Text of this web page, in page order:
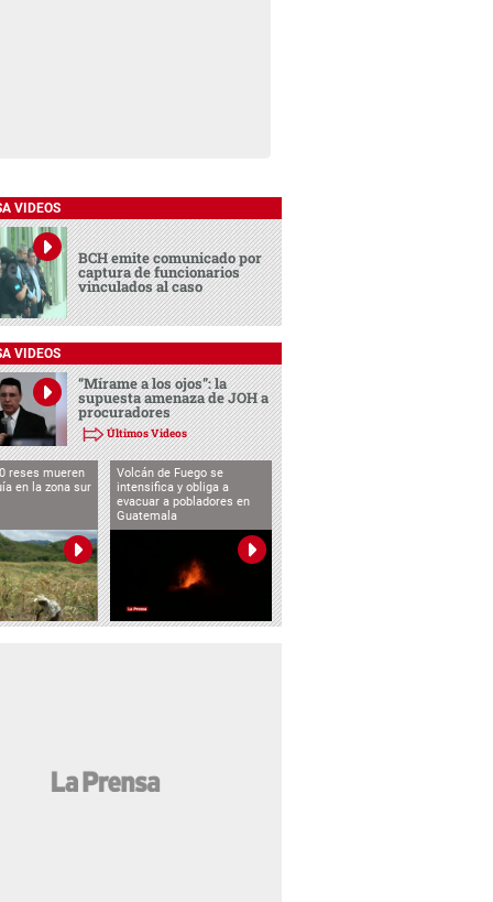
VIDEOS
BCH emite comunicado por
captura de funcionarios
vinculados al caso
VIDEOS
“Mírame a los ojos”: la
supuesta amenaza de JOH a
procuradores
Últimos Videos
reses mueren
en la zona sur
Volcán de Fuego se
intensifica y obliga a
evacuar a pobladores en
Guatemala